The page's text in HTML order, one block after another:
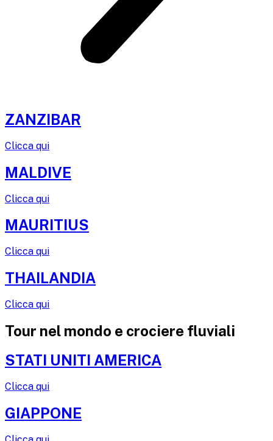
ZANZIBAR
Clicca qui
MALDIVE
Clicca qui
MAURITIUS
Clicca qui
THAILANDIA
Clicca qui
Tour nel mondo e crociere fluviali
STATI UNITI AMERICA
Clicca qui
GIAPPONE